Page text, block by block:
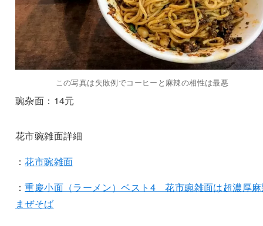
この写真は失敗例でコーヒーと麻辣の相性は最悪
豌杂面：14元
花市豌雑面詳細
：花市豌雑面
：重慶小面（ラーメン）ベスト4 花市豌雑面は超濃厚
まぜそば